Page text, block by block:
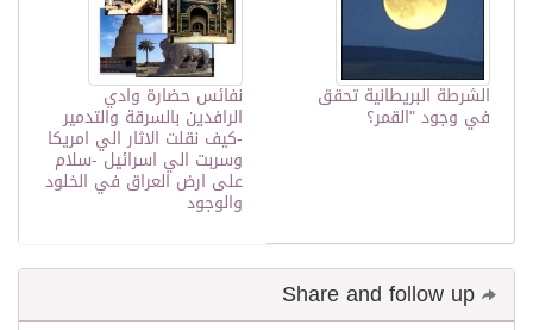
نفائس حضارة وادي
الرافدين بالسرقة والتدمير
-كيف نقلت الاثار الي امريكا
وسربت الي اسرائيل -سلام
على ارض العراق في الخلود
والوجود
الشرطة البريطانية تحقق
في وجود "القمر؟